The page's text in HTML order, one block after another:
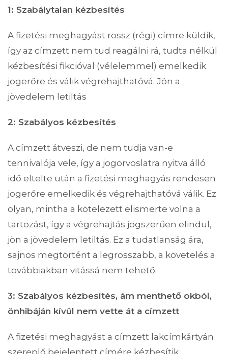
1: Szabálytalan kézbesítés
A fizetési meghagyást rossz (régi) címre küldik,
így az címzett nem tud reagálni rá, tudta nélkül
kézbesítési fikcióval (vélelemmel) emelkedik
jogerőre és válik végrehajthatóvá. Jön a
jövedelem letiltás
2: Szabályos kézbesítés
A címzett átveszi, de nem tudja van-e
tennivalója vele, így a jogorvoslatra nyitva álló
idő eltelte után a fizetési meghagyás rendesen
jogerőre emelkedik és végrehajthatóvá válik. Ez
olyan, mintha a kötelezett elismerte volna a
tartozást, így a végrehajtás jogszerűen elindul,
jön a jövedelem letiltás. Ez a tudatlanság ára,
sajnos megtörtént a legrosszabb, a követelés a
továbbiakban vitássá nem tehető.
3: Szabályos kézbesítés, ám menthető okból,
önhibáján kívül nem vette át a címzett
A fizetési meghagyást a címzett lakcímkártyán